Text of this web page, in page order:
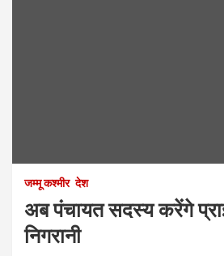
जम्मू कश्मीर देश
अब पंचायत सदस्य करेंगे
निगरानी